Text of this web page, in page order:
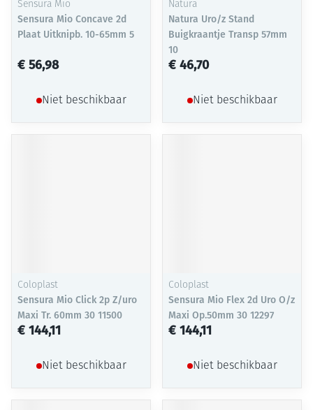
Sensura Mio
Sensura Mio Concave 2d
Plaat Uitknipb. 10-65mm 5
€ 56,98
Niet beschikbaar
Natura
Natura Uro/z Stand
Buigkraantje Transp 57mm
10
€ 46,70
Niet beschikbaar
Coloplast
Sensura Mio Click 2p Z/uro
Maxi Tr. 60mm 30 11500
€ 144,11
Niet beschikbaar
Coloplast
Sensura Mio Flex 2d Uro O/z
Maxi Op.50mm 30 12297
€ 144,11
Niet beschikbaar